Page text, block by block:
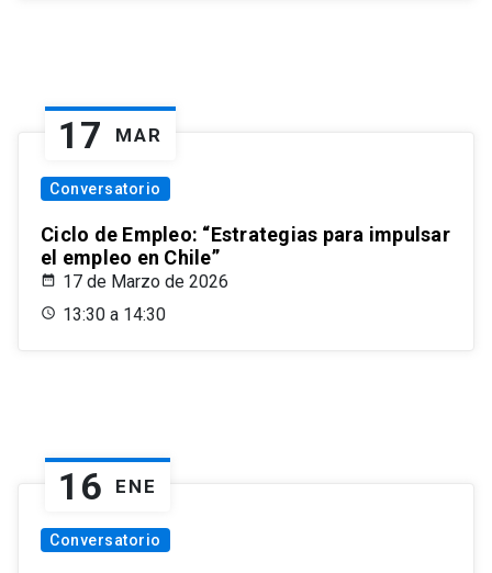
17 MAR
Conversatorio
Ciclo de Empleo: “Estrategias para impulsar
el empleo en Chile”
17 de Marzo de 2026
13:30 a 14:30
16 ENE
Conversatorio